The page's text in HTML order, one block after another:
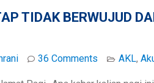
TIDAK BERWUJUD
36 Comments AKL,